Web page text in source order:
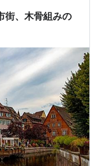
街、木骨組みの